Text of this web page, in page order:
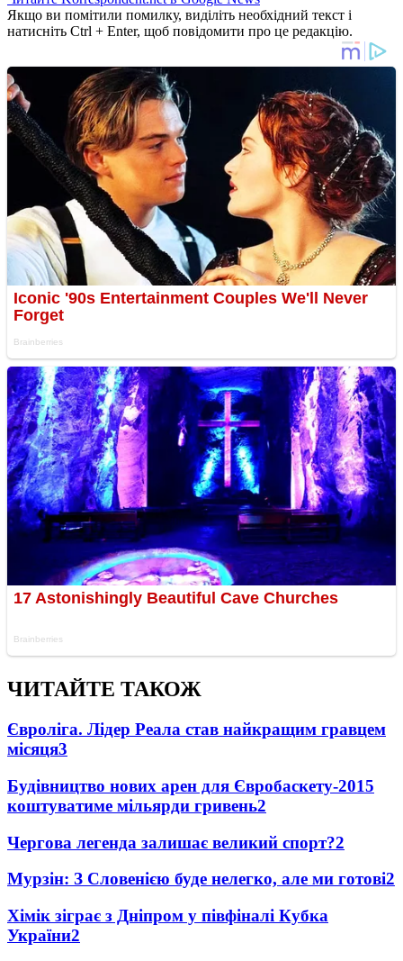
Якщо ви помітили помилку, виділіть необхідний текст і
натисніть Ctrl + Enter, щоб повідомити про це редакцію.
ЧИТАЙТЕ ТАКОЖ
Євроліга. Лідер Реала став найкращим гравцем
місяця3
Будівництво нових арен для Євробаскету-2015
коштуватиме мільярди гривень2
Чергова легенда залишає великий спорт?2
Мурзін: З Словенією буде нелегко, але ми готові2
Хімік зіграє з Дніпром у півфіналі Кубка
України2